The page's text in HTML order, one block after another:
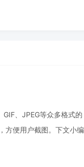
、JPEG等众多格式的
方便用户截图。下文小编